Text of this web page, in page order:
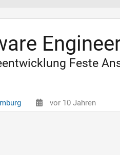
Feste
vor 10 Jahren